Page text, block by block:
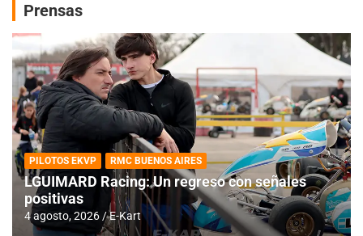
Prensas
PILOTOS EKVP RMC BUENOS AIRES
LGUIMARD Racing: Un regreso con señales
positivas
4 agosto, 2026 E-Kart